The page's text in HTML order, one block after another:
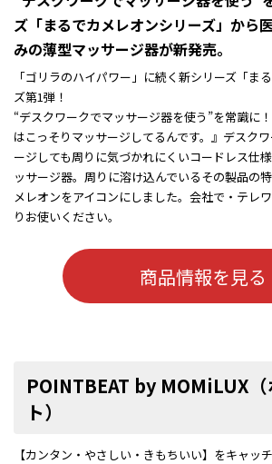
ズ「まるでカメレオンシリーズ」から
みの薄型マッサージ器が新発売。
「ゴリラのハイパワー」に続く新シリーズ「ま
ズ第1弾！
“デスクワークでマッサージ器を使う”を常識に
はこっそりマッサージしてるんです。』デスク
ージしても周りに気づかれにくいコードレス仕
ッサージ器。周りに溶け込んでいるその製品の
メレオンをアイコンにしました。会社で・テレ
りお使いください。
商品情報を見る
POINTBEAT by MOMiLUX
ト）
【カンタン・やさしい・きもちいい】をキャッ